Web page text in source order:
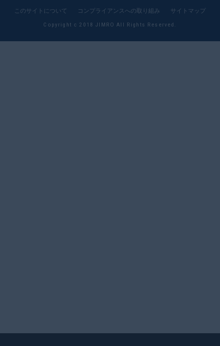
このサイトについて コンプライアンスへの取り組み
サイトマップ
Copyright c 2018 JIMRO All Rights Reserved.